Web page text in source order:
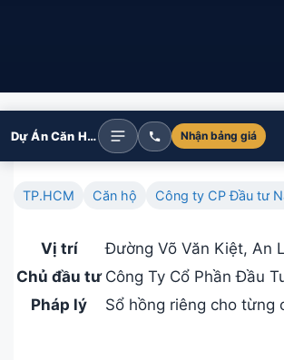
Dự Án Căn Hộ Akari City Nhận bảng giá
TP.HCM Căn hộ Công ty CP Đầu tư
Vị trí
Đường Võ Văn Kiệt, An
Chủ đầu tư Công Ty Cổ Phần Đầu
Pháp lý
Sổ hồng riêng cho từng